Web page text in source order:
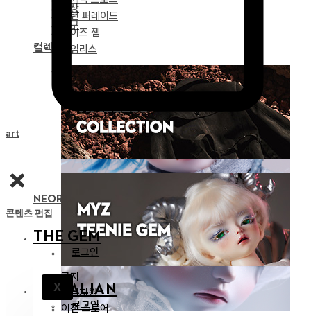
의상
도구
컬렉션
드리티아 연대기
NEOR 13 BODY
녹턴 퍼레이드
마이즈 젬
타임리스
IDEALIAN
로그인
콘텐츠 편집
THE GEM
로그인
X
공지
고객지원
이전 스토어